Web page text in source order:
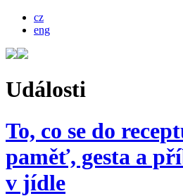
cz
eng
Události
To, co se do
paměť, gesta a
v jídle